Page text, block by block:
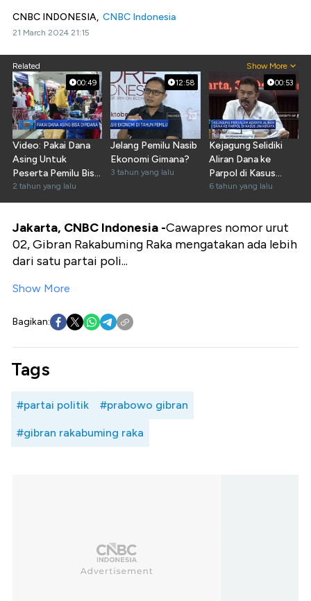
CNBC INDONESIA, CNBC Indonesia
21 March 2024 21:15
Related Show More
00:49
Video: Pakai Dana
Asing Untuk
Peserta Pemilu Bisa
Dipidana
2 tahun yang lalu
12:58
Jelang Pemilu Nasib
Ekonomi Gimana?
3 tahun yang lalu
00:53
Kejagung Selidiki
Aliran Dana ke
Parpol di Kasus
Jiwasraya
6 tahun yang lalu
Jakarta, CNBC Indonesia -Cawapres nomor urut
02, Gibran Rakabuming Raka mengatakan ada lebih
dari satu partai poli...
Show More
Bagikan:
Tags
#partai politik #prabowo gibran
#gibran rakabuming raka